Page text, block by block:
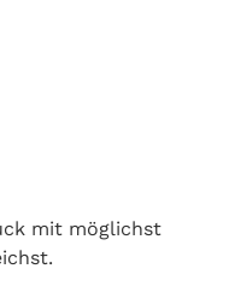
mit möglichst